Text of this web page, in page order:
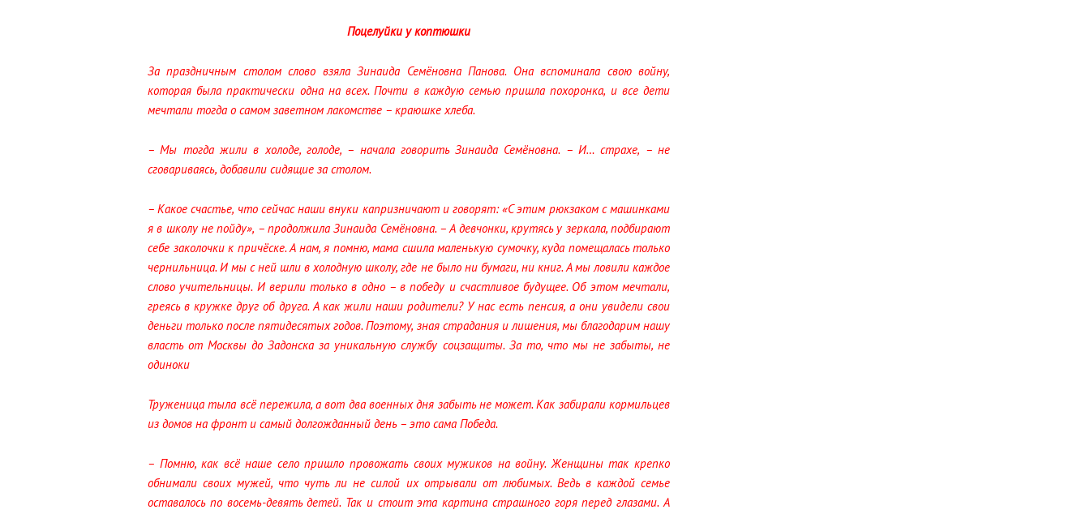
Поцелуйки у коптюшки
За праздничным столом слово взяла Зинаида Семёновна Панова. Она вспоминала свою войну,
которая была практически одна на всех. Почти в каждую семью пришла похоронка, и все дети
мечтали тогда о самом заветном лакомстве – краюшке хлеба.
– Мы тогда жили в холоде, голоде, – начала говорить Зинаида Семёновна. – И… страхе, – не
сговариваясь, добавили сидящие за столом.
– Какое счастье, что сейчас наши внуки капризничают и говорят: «С этим рюкзаком с машинками
я в школу не пойду», – продолжила Зинаида Семёновна. – А девчонки, крутясь у зеркала, подбирают
себе заколочки к причёске. А нам, я помню, мама сшила маленькую сумочку, куда помещалась только
чернильница. И мы с ней шли в холодную школу, где не было ни бумаги, ни книг. А мы ловили каждое
слово учительницы. И верили только в одно – в победу и счастливое будущее. Об этом мечтали,
греясь в кружке друг об друга. А как жили наши родители? У нас есть пенсия, а они увидели свои
деньги только после пятидесятых годов. Поэтому, зная страдания и лишения, мы благодарим нашу
власть от Москвы до Задонска за уникальную службу соцзащиты. За то, что мы не забыты, не
одиноки
Труженица тыла всё пережила, а вот два военных дня забыть не может. Как забирали кормильцев
из домов на фронт и самый долгожданный день – это сама Победа.
– Помню, как всё наше село пришло провожать своих мужиков на войну. Женщины так крепко
обнимали своих мужей, что чуть ли не силой их отрывали от любимых. Ведь в каждой семье
оставалось по восемь-девять детей. Так и стоит эта картина страшного горя перед глазами. А